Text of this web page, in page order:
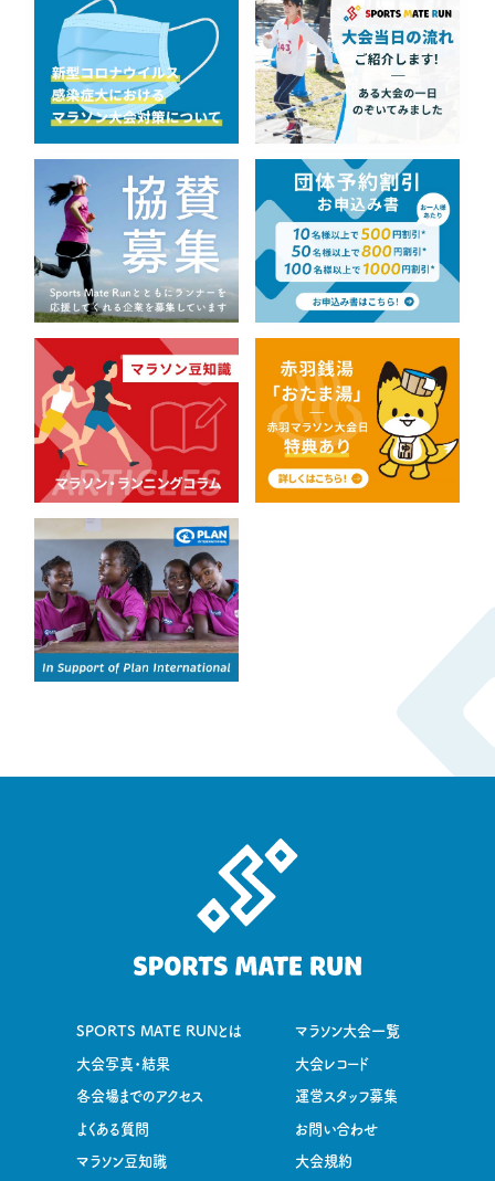
SPORTS MATE RUNとは マラソン大会一覧
大会写真・結果 大会レコード
各会場までのアクセス 運営スタッフ募集
よくある質問 お問い合わせ
マラソン豆知識 大会規約